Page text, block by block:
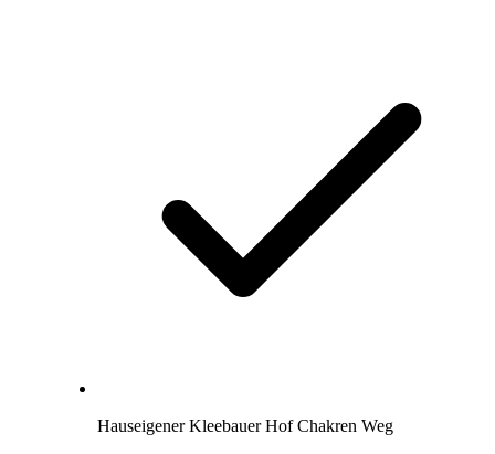
Hauseigener Kleebauer Hof Chakren Weg